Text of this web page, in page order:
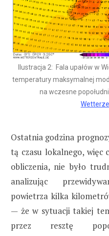
Ilustracja 2: Fala upałów w
temperatury maksymalnej
na wczesne
Ostatnia godzina
tą czasu lokalnego, więc
obliczenia, nie było
analizując
powietrza kilka
— że w sytuacji takiej
przez resztę